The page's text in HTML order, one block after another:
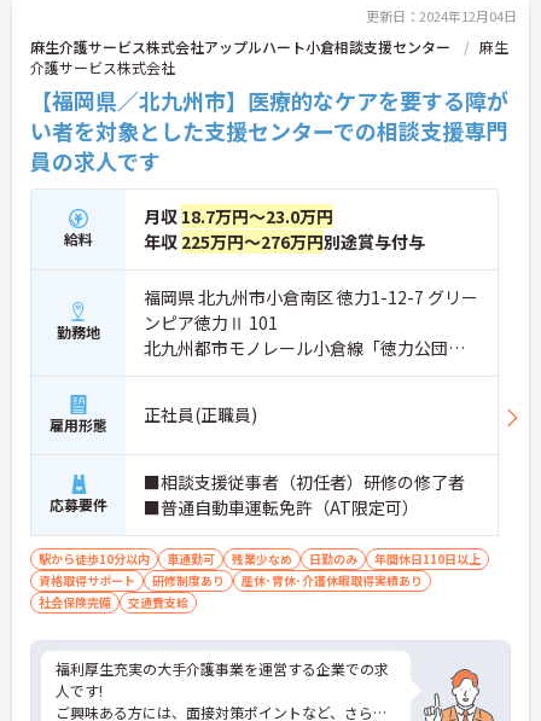
更新日：2024年12月04日
麻生介護サービス株式会社アップルハート小倉相談支援センター
麻生
介護サービス株式会社
【福岡県／北九州市】医療的なケアを要する障が
い者を対象とした支援センターでの相談支援専門
員の求人です
給料
月収 18.7万円～23.0万円
年収 225万円～276万円別途賞与付与
勤務地
福岡県 北九州市小倉南区 徳力1-12-7 グリー
ンピア徳力Ⅱ 101
北九州都市モノレール小倉線「徳力公団前
駅」徒歩1分
雇用形態 正社員(正職員)
応募要件
■相談支援従事者（初任者）研修の修了者
■普通自動車運転免許（AT限定可）
駅から徒歩10分以内 車通勤可 残業少なめ 日勤のみ
年間休日110日以上
資格取得サポート
研修制度あり
産休･育休･介護休暇取得実績あり
社会保険完備
交通費支給
福利厚生充実の大手介護事業を運営する企業での求
人です!
ご興味ある方には、面接対策ポイントなど、さらに